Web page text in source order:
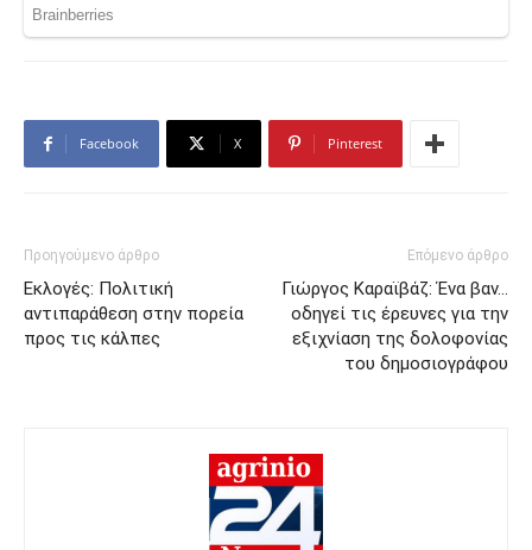
Facebook X Pinterest
Προηγούμενο άρθρο
Εκλογές: Πολιτική
αντιπαράθεση στην πορεία
προς τις κάλπες
Επόμενο άρθρο
Γιώργος Καραϊβάζ: Ένα βαν…
οδηγεί τις έρευνες για την
εξιχνίαση της δολοφονίας
του δημοσιογράφου